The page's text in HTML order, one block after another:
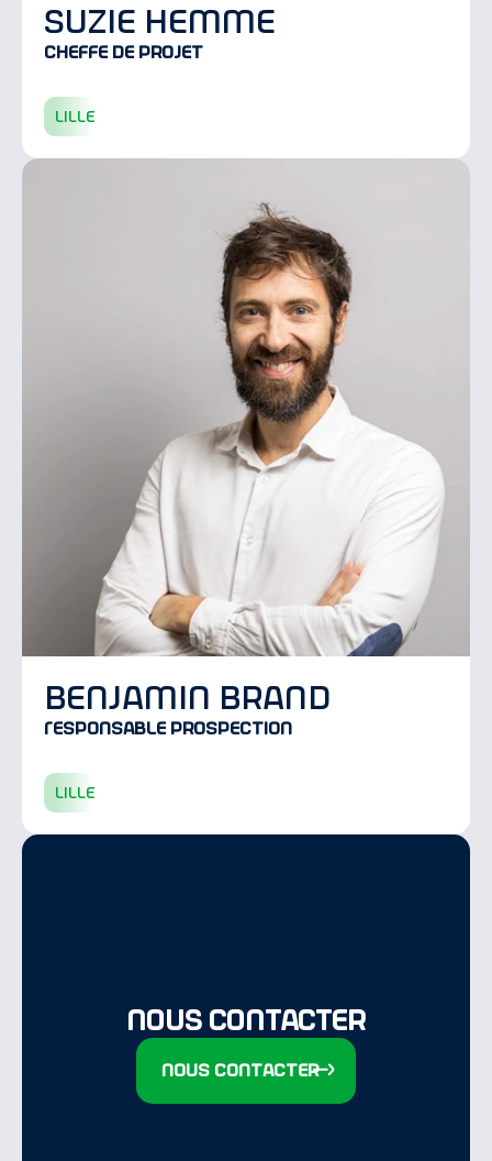
suzie hemme
Cheffe de projet
lille
benjamin brand
Responsable prospection
lille
Nous contacter
Nous contacter